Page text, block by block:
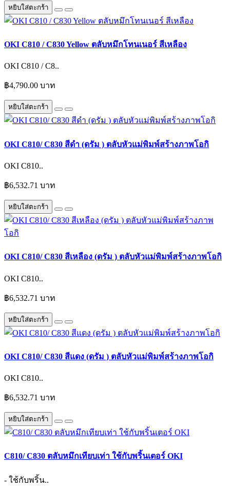
หยิบใส่ตะกร้า
OKI C810 / C830 Yellow ตลับหมึกโทนเนอร์ สีเหลือง
OKI C810 / C8..
฿4,790.00 บาท
หยิบใส่ตะกร้า
OKI C810/ C830 สีดำ (ดรัม ) ตลับหัวแม่พิมพ์สร้างภาพโอกิ
OKI C810..
฿6,532.71 บาท
หยิบใส่ตะกร้า
OKI C810/ C830 สีเหลือง (ดรัม ) ตลับหัวแม่พิมพ์สร้างภาพโอกิ
OKI C810..
฿6,532.71 บาท
หยิบใส่ตะกร้า
OKI C810/ C830 สีแดง (ดรัม ) ตลับหัวแม่พิมพ์สร้างภาพโอกิ
OKI C810..
฿6,532.71 บาท
หยิบใส่ตะกร้า
C810/ C830 ตลับหมึกเทียบเท่า ใช้กับพริ้นเตอร์ OKI
- ใช้กับพริ้น..